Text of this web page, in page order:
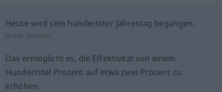
Heute wird sein hundertster Jahrestag begangen.
Quelle: Europarl
Das ermöglicht es, die Effektivität von einem
Hundertstel Prozent auf etwa zwei Prozent zu
erhöhen.